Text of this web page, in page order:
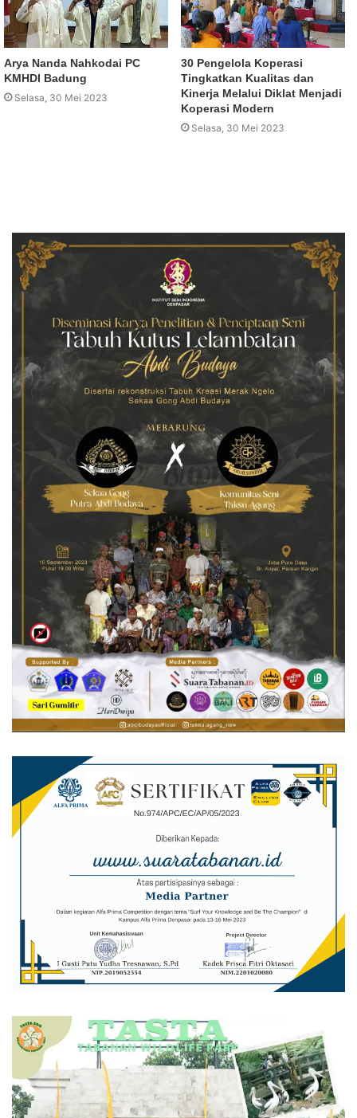
Arya Nanda Nahkodai PC
KMHDI Badung
Selasa, 30 Mei 2023
30 Pengelola Koperasi
Tingkatkan Kualitas dan
Kinerja Melalui Diklat Menjadi
Koperasi Modern
Selasa, 30 Mei 2023